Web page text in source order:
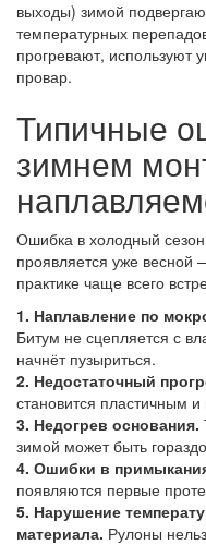
выходы) зимой
температурных
прогревают, используют
провар.
Типичные
зимнем
Ошибка в холодный сезон
проявляется уже весной
практике чаще всего
1. Наплавление по
Битум не сцепляется с
начнёт пузыриться.
2. Недостаточный
становится пластичным
3. Недогрев основания.
зимой может быть
4. Ошибки в
появляются первые
5. Нарушение
материала. Рулоны